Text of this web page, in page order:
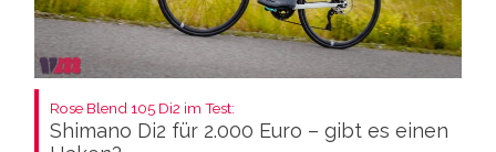
Rose Blend 105 Di2 im Test:
Shimano Di2 für 2.000 Euro – gibt es einen